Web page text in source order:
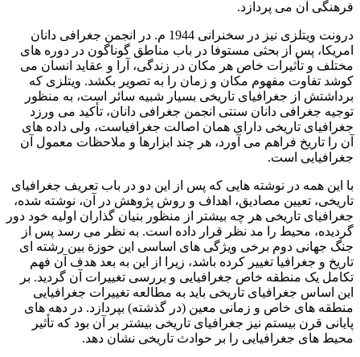
فرهنگی آن می پردازد.
درونت ویتلزی نیز در سخنرانی 1944 م. در انجمن جغرافی دانان
امریکا، پس از بحثی مستوفا در باب مناطق گوناگون در دوره های
مختلف و تأثیرات خاص هر مکان در زندگی، آرا و عقاید انسان می
کوشد تفاوت مفهوم مکان و زمان را به تصویر بکشد. ویتلزی که
برداشتش از جغرافیای تاریخی بسیار شبیه سائر است، به منظور
توجیه جغرافی دانان سنتی انجمن جغرافی دانان، تأکید می ورزد
جغرافیای تاریخی دارای همان اصالت جغرافیاست، ولی داده های
آن را تاریخ فراهم می آورد، هر چند ابزارها و ملاحظات معمول آن
جغرافیایی است.
با این همه در نوشته هایی که پس از این دو در باب تعریف جغرافیای
تاریخی، تعیین مصادیق، اهداف و روش پژوهش در آن، نوشته شده،
جغرافیای تاریخی هر چه بیشتر از منظور بنیان گذاران اولیه خود دور
گردیده، محیط را مد نظر قرار داده است. به نظر می رسد پس از
جنگ جهانی دوم برخی ویژگی های اساسی این حوزة بین رشته ای
تاریخ و جغرافیا تغییر کرده باشد، زیرا از این به بعد هدف آن فهم
تکامل یک منطقه خاص جغرافیایی و بررسی تغییرات آن گردید. بر
این اساس جغرافیای تاریخی باید به مطالعه تغییرات جغرافیایی
منطقه های خاص و زمانی معین (در گذشته) بپردازد. در دهه های
پایانی قرن بیستم نیز جغرافیای تاریخی بیشتر بر آن بود که تأثیر
محیط های جغرافیایی را بر حوادث تاریخی نشان دهد.